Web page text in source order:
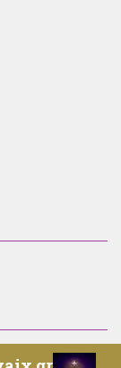
-